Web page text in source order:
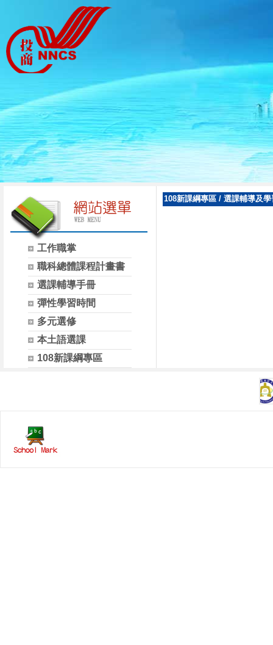
工作職掌
職科總體課程計畫書
選課輔導手冊
彈性學習時間
多元選修
本土語選課
108新課綱專區
108新課綱專區 / 選課輔導及學